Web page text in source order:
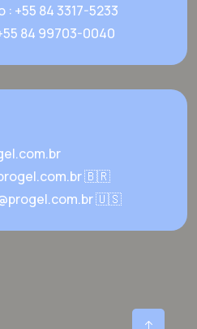
+55 84 3317-5233
84 99703-0040
🇧🇷
🇺🇸